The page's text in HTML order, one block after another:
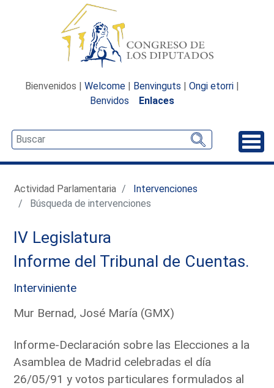
Bienvenidos | Welcome | Benvinguts | Ongi etorri |
Benvidos
Enlaces
Actividad Parlamentaria
Intervenciones
Búsqueda de intervenciones
IV Legislatura
Informe del Tribunal de Cuentas.
Interviniente
Mur Bernad, José María (GMX)
Informe-Declaración sobre las Elecciones a la
Asamblea de Madrid celebradas el día
26/05/91 y votos particulares formulados al